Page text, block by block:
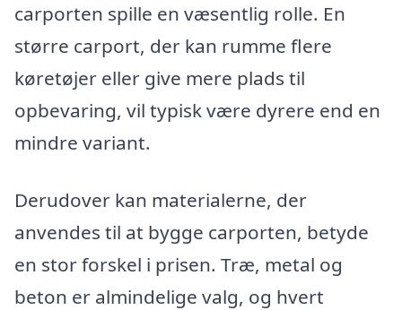
carporten spille en væsentlig rolle. En
større carport, der kan rumme flere
køretøjer eller give mere plads til
opbevaring, vil typisk være dyrere end en
mindre variant.
Derudover kan materialerne, der
anvendes til at bygge carporten, betyde
en stor forskel i prisen. Træ, metal og
beton er almindelige valg, og hvert